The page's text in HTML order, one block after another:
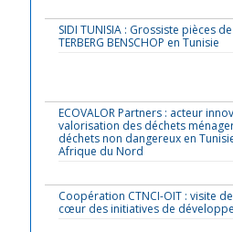
SIDI TUNISIA : Grossiste pièces
TERBERG BENSCHOP en Tunisie
ECOVALOR Partners : acteur
valorisation des déchets
déchets non dangereux en
Afrique du Nord
Coopération CTNCI-OIT : visite
cœur des initiatives de